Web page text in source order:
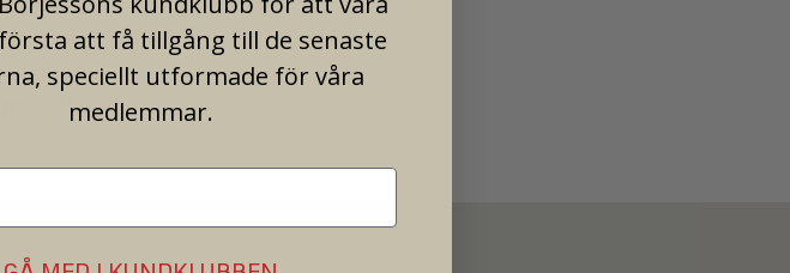
21 000
att få tillgång till de senaste
speciellt utformade för våra
medlemmar.